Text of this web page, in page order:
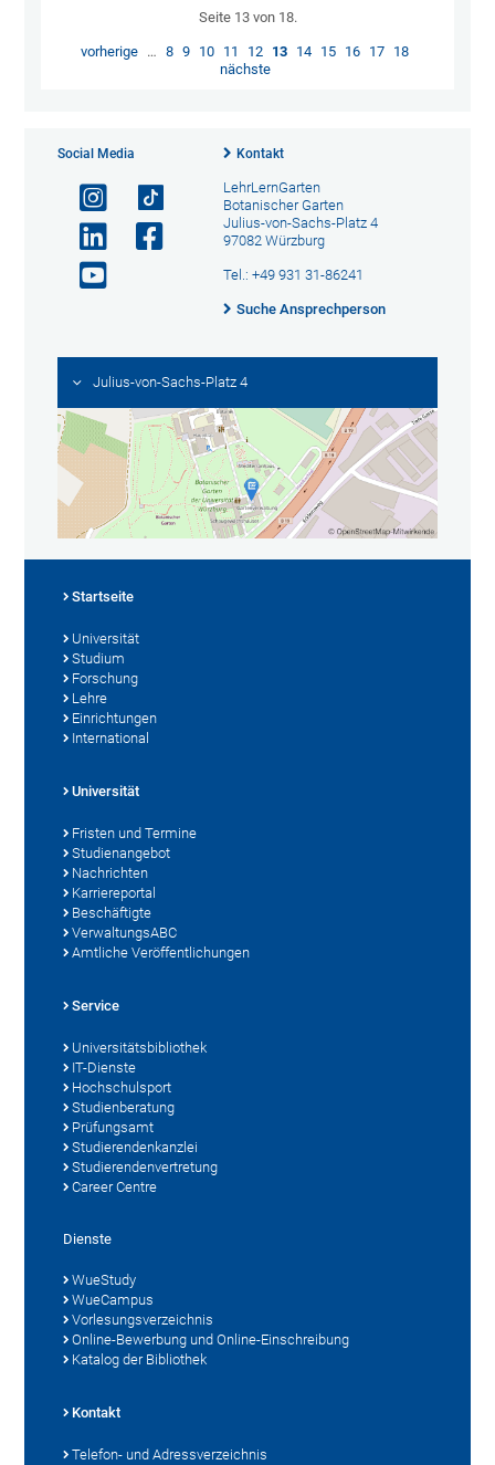
Seite 13 von 18.
vorherige … 8 9 10 11 12 13 14 15 16 17 18
nächste
Social Media Kontakt
LehrLernGarten
Botanischer Garten
Julius-von-Sachs-Platz 4
97082 Würzburg
Tel.: +49 931 31-86241
Suche Ansprechperson
Julius-von-Sachs-Platz 4
Startseite
Universität
Studium
Forschung
Lehre
Einrichtungen
International
Universität
Fristen und Termine
Studienangebot
Nachrichten
Karriereportal
Beschäftigte
VerwaltungsABC
Amtliche Veröffentlichungen
Service
Universitätsbibliothek
IT-Dienste
Hochschulsport
Studienberatung
Prüfungsamt
Studierendenkanzlei
Studierendenvertretung
Career Centre
Dienste
WueStudy
WueCampus
Vorlesungsverzeichnis
Online-Bewerbung und Online-Einschreibung
Katalog der Bibliothek
Kontakt
Telefon- und Adressverzeichnis